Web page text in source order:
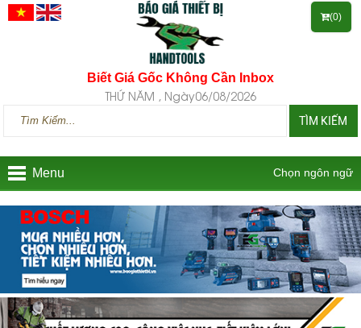
Biết Giá Gốc Không Cần Inbox
THỨ NĂM , Ngày06/08/2026
TÌM KIẾM
Menu Chọn ngôn ngữ
(0)